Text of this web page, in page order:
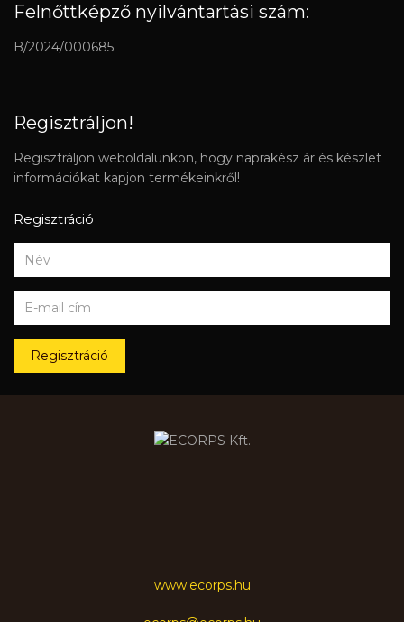
Felnőttképző nyilvántartási szám:
B/2024/000685
Regisztráljon!
Regisztráljon weboldalunkon, hogy naprakész ár és készlet
információkat kapjon termékeinkről!
Regisztráció
Regisztráció
www.ecorps.hu